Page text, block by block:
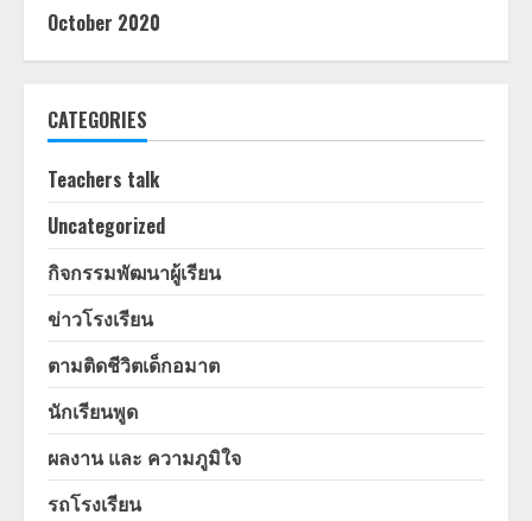
October 2020
CATEGORIES
Teachers talk
Uncategorized
กิจกรรมพัฒนาผู้เรียน
ข่าวโรงเรียน
ตามติดชีวิตเด็กอมาต
นักเรียนพูด
ผลงาน และ ความภูมิใจ
รถโรงเรียน